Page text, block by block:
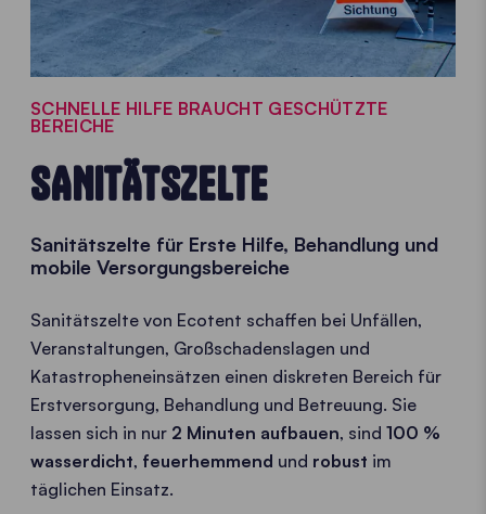
SCHNELLE HILFE BRAUCHT GESCHÜTZTE
BEREICHE
SANITÄTSZELTE
Sanitätszelte für Erste Hilfe, Behandlung und
mobile Versorgungsbereiche
Sanitätszelte von Ecotent schaffen bei Unfällen,
Veranstaltungen, Großschadenslagen und
Katastropheneinsätzen einen diskreten Bereich für
Erstversorgung, Behandlung und Betreuung. Sie
lassen sich in nur 2 Minuten aufbauen, sind 100 %
wasserdicht, feuerhemmend und robust im
täglichen Einsatz.